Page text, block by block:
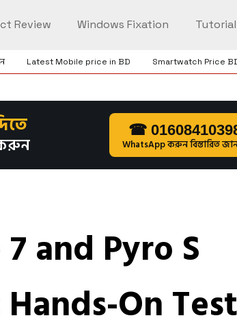
Review Windows Fixation Tutorial
Latest Mobile price in BD Smartwatch Price
☎
WhatsApp করুন বিস্তারিত
and Pyro S
On Test